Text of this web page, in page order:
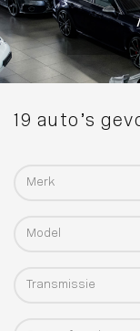
19 auto’s